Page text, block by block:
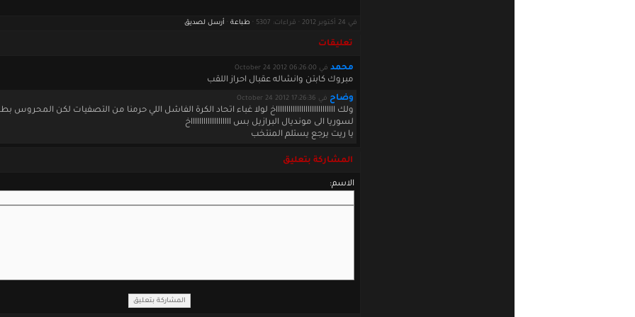
في 24 أكتوبر 2012 · قراءات: 5307 · طباعة أرسل لصديق
تعليقات
محمد في October 24 2012 06:26:00
مبروك كابتن وانشاله عقبال احراز اللقب
وضاح في October 24 2012 17:26:36
ولك ااااااااااااااااااااااااااااخ لولا غباء اتحاد الكرة الفاشل اللي حرمنا من التصفيات لكن المحروس
لسوريا الى مونديال البرازيل بس اااااااااااااااااااخ
يا ريت يرجع يستلم المنتخب
المشاركة بتعليق
الاسم: